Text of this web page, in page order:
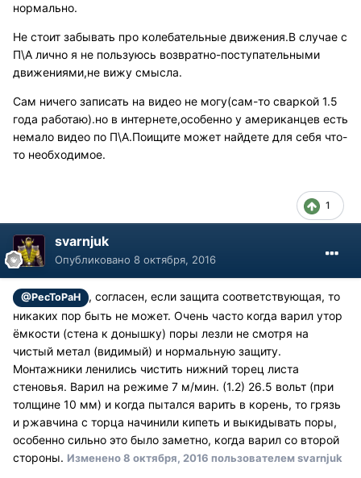
нормально.
Не стоит забывать про колебательные движения.В случае с
П\А лично я не пользуюсь возвратно-поступательными
движениями,не вижу смысла.
Сам ничего записать на видео не могу(сам-то сваркой 1.5
года работаю).но в интернете,особенно у американцев есть
немало видео по П\А.Поищите может найдете для себя что-
то необходимое.
1
svarnjuk
Опубликовано 8 октября, 2016
@PecToPaH
, согласен, если защита соответствующая, то
никаких пор быть не может. Очень часто когда варил утор
ёмкости (стена к донышку) поры лезли не смотря на
чистый метал (видимый) и нормальную защиту.
Монтажники ленились чистить нижний торец листа
стеновья. Варил на режиме 7 м/мин. (1.2) 26.5 вольт (при
толщине 10 мм) и когда пытался варить в корень, то грязь
и ржавчина с торца начинили кипеть и выкидывать поры,
особенно сильно это было заметно, когда варил со второй
стороны. Изменено8 октября, 2016 пользователем svarnjuk